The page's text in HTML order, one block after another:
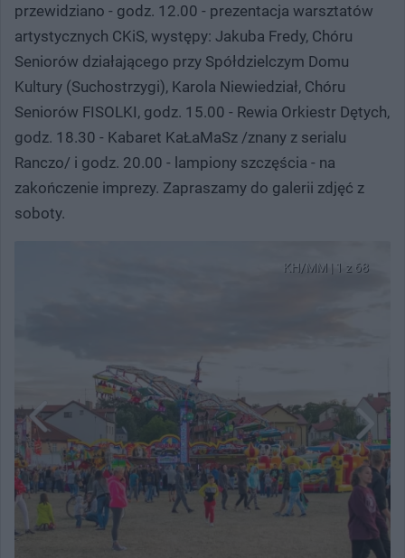
przewidziano - godz. 12.00 - prezentacja warsztatów
artystycznych CKiS, występy: Jakuba Fredy, Chóru
Seniorów działającego przy Spółdzielczym Domu
Kultury (Suchostrzygi), Karola Niewiedział, Chóru
Seniorów FISOLKI, godz. 15.00 - Rewia Orkiestr Dętych,
godz. 18.30 - Kabaret KaŁaMaSz /znany z serialu
Ranczo/ i godz. 20.00 - lampiony szczęścia - na
zakończenie imprezy. Zapraszamy do galerii zdjęć z
soboty.
KH/MM | 1 z 68